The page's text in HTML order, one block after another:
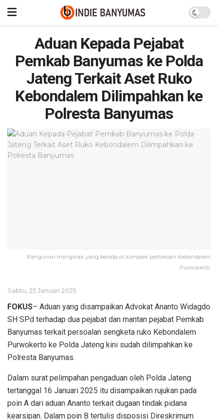
Aduan Kepada Pejabat
Pemkab Banyumas ke Polda
Jateng Terkait Aset Ruko
Kebondalem Dilimpahkan ke
Polresta Banyumas
Bangunan mangkrak yang berada di komplek pertokoan Kebondalem
Purwokerto.
Sabtu, 25 Januari 2025
FOKUS– Aduan yang disampaikan Advokat Ananto Widagdo
SH SPd terhadap dua pejabat dan mantan pejabat Pemkab
Banyumas terkait persoalan sengketa ruko Kebondalem
Purwokerto ke Polda Jateng kini sudah dilimpahkan ke
Polresta Banyumas.
Dalam surat pelimpahan pengaduan oleh Polda Jateng
tertanggal 16 Januari 2025 itu disampaikan rujukan pada
poin A dari aduan Ananto terkait dugaan tindak pidana
kearsipan. Dalam poin B tertulis disposisi Direskrimum